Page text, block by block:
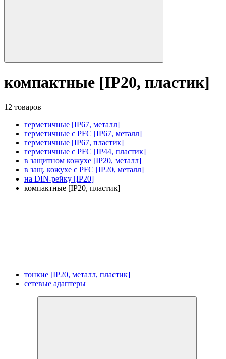
компактные [IP20, пластик]
12 товаров
герметичные [IP67, металл]
герметичные с PFC [IP67, металл]
герметичные [IP67, пластик]
герметичные с PFC [IP44, пластик]
в защитном кожухе [IP20, металл]
в защ. кожухе с PFC [IP20, металл]
на DIN-рейку [IP20]
компактные [IP20, пластик]
тонкие [IP20, металл, пластик]
сетевые адаптеры